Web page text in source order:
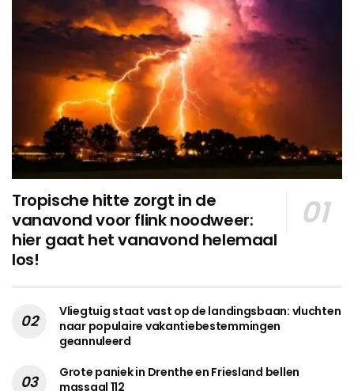
Tropische hitte zorgt in de
vanavond voor flink noodweer:
hier gaat het vanavond helemaal
los!
Vliegtuig staat vast op de landingsbaan: vluchten
naar populaire vakantiebestemmingen
geannuleerd
Grote paniek in Drenthe en Friesland bellen
massaal 112